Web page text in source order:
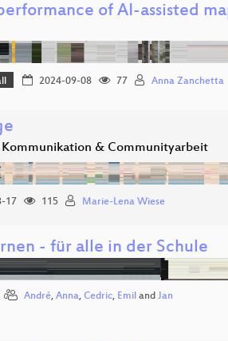
of AI-assisted
2024-09-08 77 Anna Zanchetta
Kommunikation & Communityarbeit
17 115 Marie-Lena Wiese
- für alle in der Schule
André, Anna, Cedric, Emil and Jan